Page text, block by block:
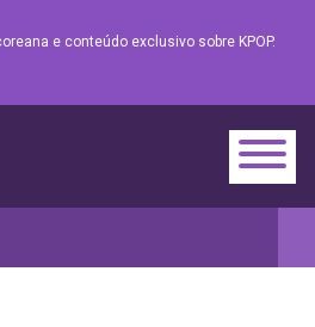
e conteúdo exclusivo sobre KPOP.